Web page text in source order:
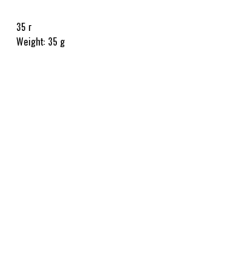
35 г
Weight: 35 g